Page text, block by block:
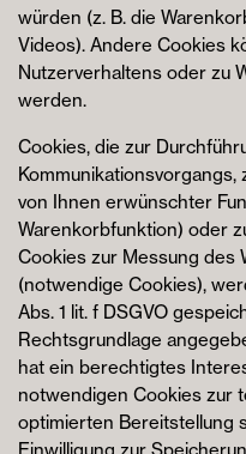
würden (z. B. die
Videos). Andere Cookies
Nutzerverhaltens oder zu
werden.
Cookies, die zur
von Ihnen erwünschter
Warenkorbfunktion) oder
Cookies zur Messung des
(notwendige Cookies),
Abs. 1 lit. f DSGVO
Rechtsgrundlage
hat ein berechtigtes
notwendigen Cookies zur
optimierten Bereitstellung